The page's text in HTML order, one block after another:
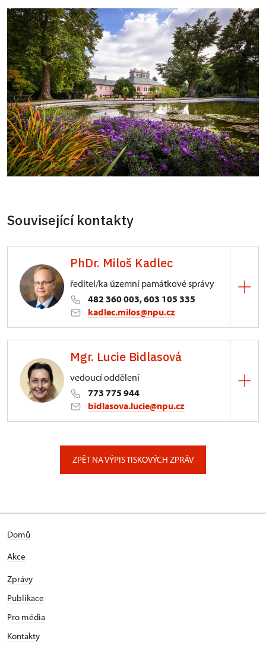
Související kontakty
PhDr. Miloš Kadlec
ředitel/ka územní památkové správy
482 360 003, 603 105 335
kadlec.milos@npu.cz
3/, Sychrov 3
Mgr. Lucie Bidlasová
vedoucí oddělení
773 775 944
bidlasova.lucie@npu.cz
ZPĚT NA VÝPIS TISKOVÝCH ZPRÁV
Domů
Akce
Zprávy
Publikace
Pro média
Kontakty